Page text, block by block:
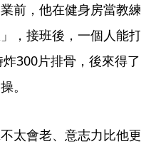
前，他在健身房當教練
，接班後，一個人能打
300片排骨，後來得了
。
太會老、意志力比他更